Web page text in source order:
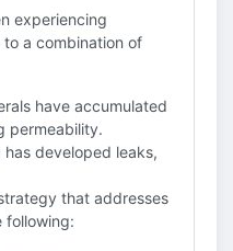
experiencing
a combination of
have accumulated
permeability.
developed leaks,
that addresses
following: